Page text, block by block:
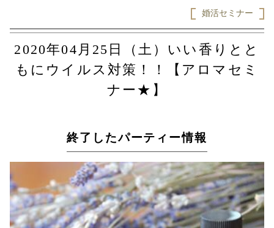
婚活セミナー
2020年04月25日（土）いい香りとと
もにウイルス対策！！【アロマセミ
ナー★】
終了したパーティー情報